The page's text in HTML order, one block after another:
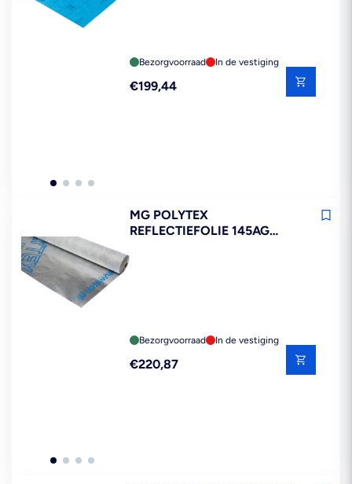
Bezorgvoorraad In de vestiging
Reguliere
€199,44
MG POLYTEX
REFLECTIEFOLIE 145AG
EN GEVEL 1,5X50M 75M2
Bezorgvoorraad In de vestiging
Reguliere
€220,87